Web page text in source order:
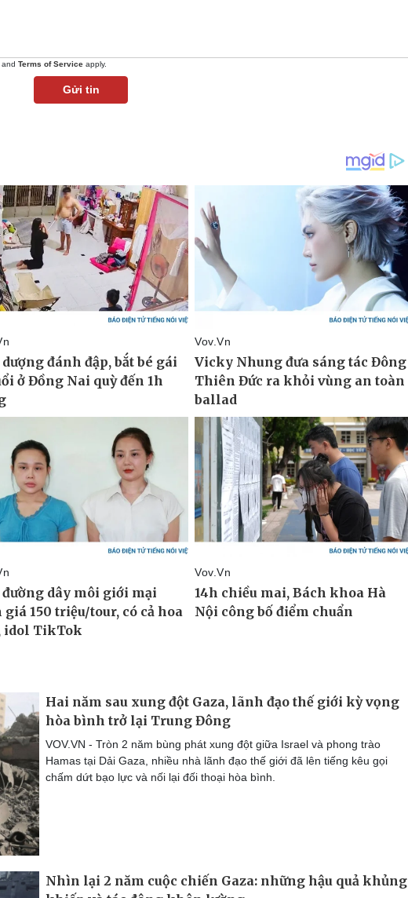
and Terms of Service apply.
Gửi tin
Hai năm sau xung đột Gaza, lãnh đạo thế giới kỳ vọng
hòa bình trở lại Trung Đông
VOV.VN - Tròn 2 năm bùng phát xung đột giữa Israel và phong trào
Hamas tại Dải Gaza, nhiều nhà lãnh đạo thế giới đã lên tiếng kêu gọi
chấm dứt bạo lực và nối lại đối thoại hòa bình.
Nhìn lại 2 năm cuộc chiến Gaza: những hậu quả khủng